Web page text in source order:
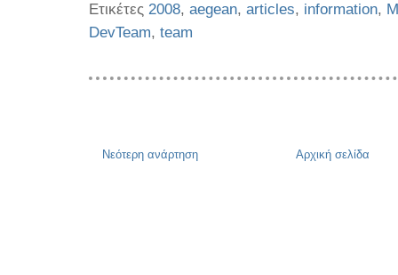
Ετικέτες 2008, aegean, articles, information,
DevTeam, team
Νεότερη ανάρτηση Αρχική σελίδα